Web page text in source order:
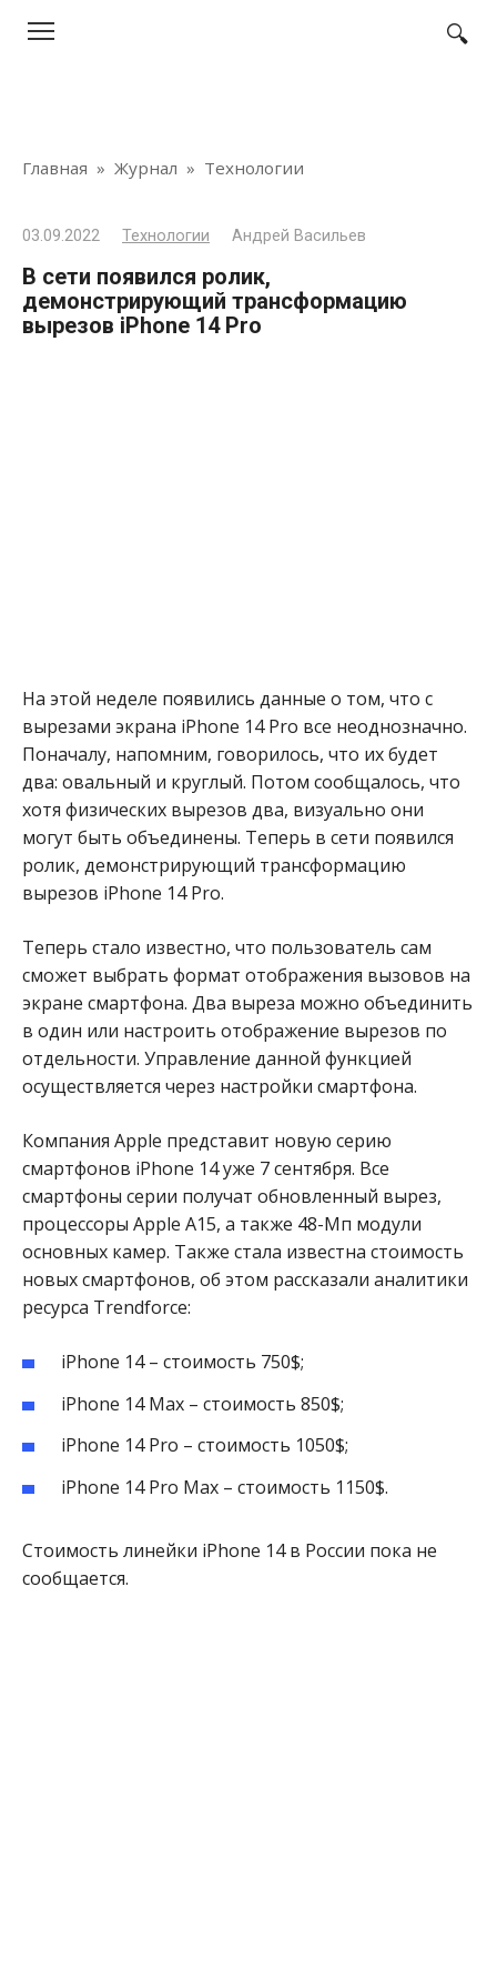
Главная » Журнал » Технологии
03.09.2022 Технологии Андрей Васильев
В сети появился ролик,
демонстрирующий трансформацию
вырезов iPhone 14 Pro
На этой неделе появились данные о том, что с
вырезами экрана iPhone 14 Pro все неоднозначно.
Поначалу, напомним, говорилось, что их будет
два: овальный и круглый. Потом сообщалось, что
хотя физических вырезов два, визуально они
могут быть объединены. Теперь в сети появился
ролик, демонстрирующий трансформацию
вырезов iPhone 14 Pro.
Теперь стало известно, что пользователь сам
сможет выбрать формат отображения вызовов на
экране смартфона. Два выреза можно объединить
в один или настроить отображение вырезов по
отдельности. Управление данной функцией
осуществляется через настройки смартфона.
Компания Apple представит новую серию
смартфонов iPhone 14 уже 7 сентября. Все
смартфоны серии получат обновленный вырез,
процессоры Apple A15, а также 48-Мп модули
основных камер. Также стала известна стоимость
новых смартфонов, об этом рассказали аналитики
ресурса Trendforce:
iPhone 14 – стоимость 750$;
iPhone 14 Max – стоимость 850$;
iPhone 14 Pro – стоимость 1050$;
iPhone 14 Pro Max – стоимость 1150$.
Стоимость линейки iPhone 14 в России пока не
сообщается.